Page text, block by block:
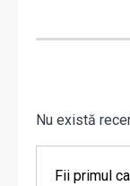
Nu există
Fii primul